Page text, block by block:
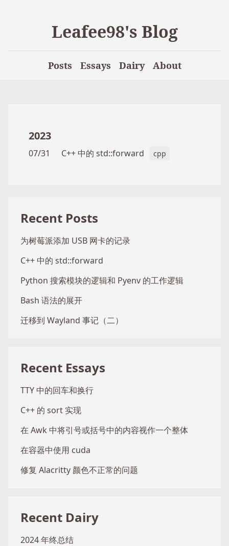
Leafee98's Blog
Posts Essays Dairy About
2023
07/31 C++ 中的 std::forward cpp
Recent Posts
为树莓派添加 USB 网卡的记录
C++ 中的 std::forward
Python 搜索模块的逻辑和 Pyenv 的工作逻辑
Bash 语法的展开
迁移到 Wayland 事记（二）
Recent Essays
TTY 中的回车和换行
C++ 的 sort 实现
在 Awk 中将引号或括号中的内容视作一个整体
在容器中使用 cuda
修复 Alacritty 颜色不正常的问题
Recent Dairy
2024 年终总结